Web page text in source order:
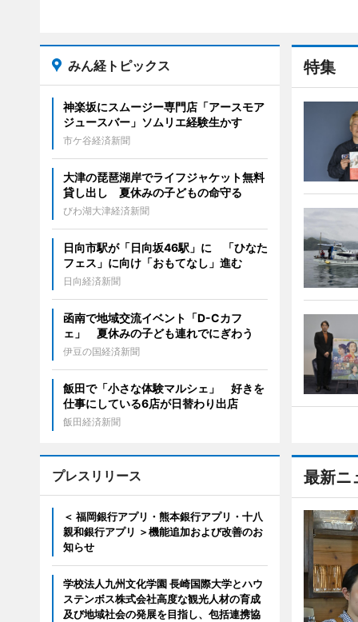
特集
最新ニ
みん経トピックス
神楽坂にスムージー専門店「アースモア
ジュースバー」ソムリエ経験生かす
市ケ谷経済新聞
大津の琵琶湖岸でライフジャケット無料
貸し出し 夏休みの子どもの命守る
びわ湖大津経済新聞
日向市駅が「日向坂46駅」に 「ひなた
フェス」に向け「おもてなし」進む
日向経済新聞
函南で地域交流イベント「D-Cカフ
ェ」 夏休みの子ども連れでにぎわう
伊豆の国経済新聞
飯田で「小さな体験マルシェ」 好きを
仕事にしている6店が日替わり出店
飯田経済新聞
プレスリリース
＜ 福岡銀行アプリ・熊本銀行アプリ・十八
親和銀行アプリ ＞機能追加および改善のお
知らせ
学校法人九州文化学園 長崎国際大学とハウ
ステンボス株式会社高度な観光人材の育成
及び地域社会の発展を目指し、包括連携協